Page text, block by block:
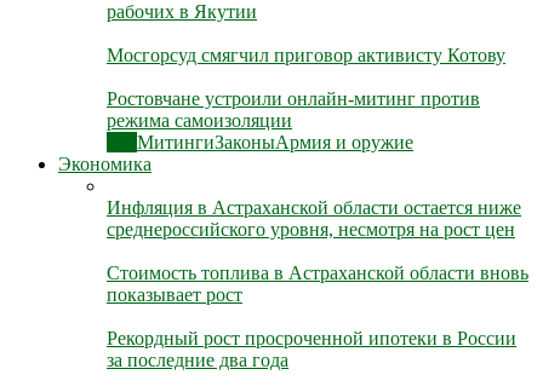
рабочих в Якутии
Мосгорсуд смягчил приговор активисту Котову
Ростовчане устроили онлайн-митинг против
режима самоизоляции
МитингиЗаконыАрмия и оружие
Экономика
Инфляция в Астраханской области остается ниже
среднероссийского уровня, несмотря на рост цен
Стоимость топлива в Астраханской области вновь
показывает рост
Рекордный рост просроченной ипотеки в России
за последние два года